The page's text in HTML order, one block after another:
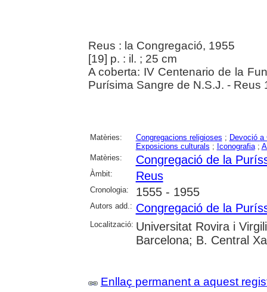
Reus : la Congregació, 1955
[19] p. : il. ; 25 cm
A coberta: IV Centenario de la
Purísima Sangre de N.S.J. - Reus
Matèries: Congregacions religioses ; Devoció a
Exposicions culturals ; Iconografia;
Matèries:
Congregació de la
Àmbit: Reus
Cronologia: 1555 - 1955
Autors add.: Congregació de la
Localització: Universitat Rovira i
Barcelona; B. Central
Enllaç permanent a aquest